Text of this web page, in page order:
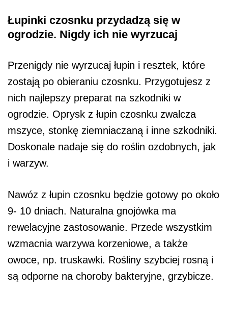
Łupinki czosnku przydadzą się w
ogrodzie. Nigdy ich nie wyrzucaj
Przenigdy nie wyrzucaj łupin i resztek, które
zostają po obieraniu czosnku. Przygotujesz z
nich najlepszy preparat na szkodniki w
ogrodzie. Oprysk z łupin czosnku zwalcza
mszyce, stonkę ziemniaczaną i inne szkodniki.
Doskonale nadaje się do roślin ozdobnych, jak
i warzyw.
Nawóz z łupin czosnku będzie gotowy po około
9- 10 dniach. Naturalna gnojówka ma
rewelacyjne zastosowanie. Przede wszystkim
wzmacnia warzywa korzeniowe, a także
owoce, np. truskawki. Rośliny szybciej rosną i
są odporne na choroby bakteryjne, grzybicze.